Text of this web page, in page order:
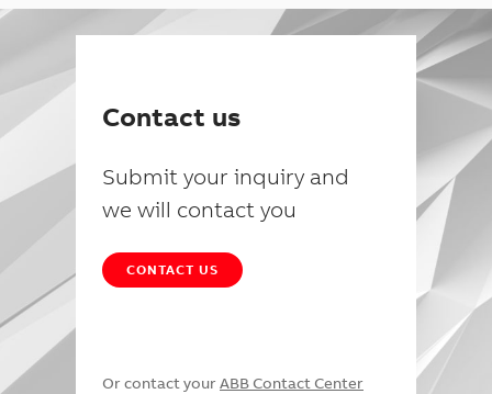
Contact us
Submit your inquiry and
we will contact you
CONTACT US
Or contact your ABB Contact Center